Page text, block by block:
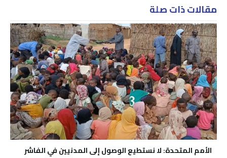
مقالات ذات صلة
الأمم المتحدة: لا نستطيع الوصول إلى المدنيين في الفاشر